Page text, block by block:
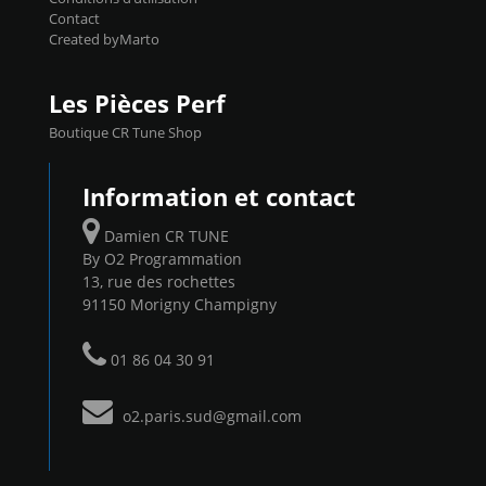
Contact
Created byMarto
Les Pièces Perf
Boutique CR Tune Shop
Information et contact
Damien CR TUNE
By O2 Programmation
13, rue des rochettes
91150 Morigny Champigny
01 86 04 30 91
o2.paris.sud@gmail.com